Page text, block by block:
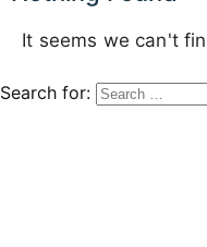
It seems we can't
Search for: